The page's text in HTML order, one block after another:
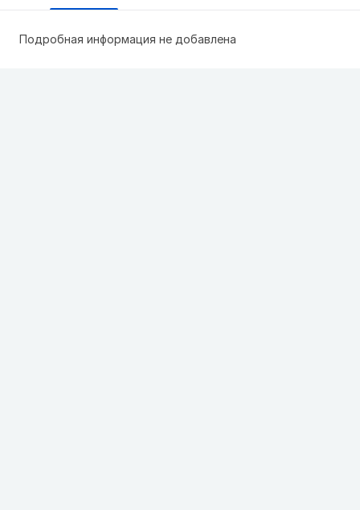
Подробная информация не добавлена